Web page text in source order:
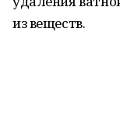
из веществ.